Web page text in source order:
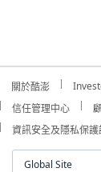
關於酷澎
信任管理中心
資訊安全及隱私保護
Global Site